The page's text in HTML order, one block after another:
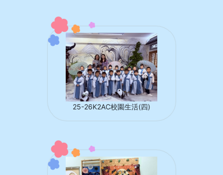
25-26K2AC校園生活(四)